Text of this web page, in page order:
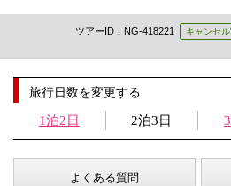
ツアーID：NG-418221 キャンセ
旅行日数を変更する
1泊2日 2泊3日
よくある質問